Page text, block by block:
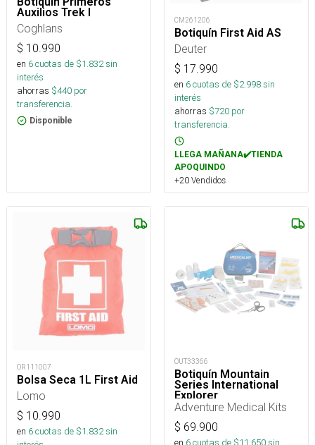
Auxilios Trek I
Coghlans
$ 10.990
en 6cuotas de $1.832sin
interés
ahorras $440 por
transferencia.
Disponible
CM261206
Botiquín First Aid AS
Deuter
$ 17.990
en 6cuotas de $2.998sin
interés
ahorras $720 por
transferencia.
LLEGA MAÑANA✔️TIENDA
APOQUINDO
+20 Vendidos
OR111007
Bolsa Seca 1L First Aid
Lomo
$ 10.990
en 6cuotas de $1.832sin
OUT33366
Botiquín Mountain
Series International
Explorer
Adventure Medical Kits
$ 69.900
en 6cuotas de $11.650sin